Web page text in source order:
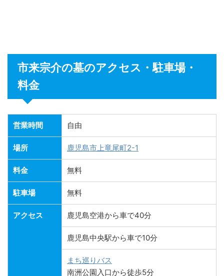
市来宗介の墓のアクセス・駐車場・
料金
営業時間 自由
場所 鹿児島市上竜尾町2-1
料金 無料
駐車場 無料
アクセス 鹿児島空港から車で40分
鹿児島中央駅から車で10分
まち巡りバス
南洲公園入口から徒歩5分